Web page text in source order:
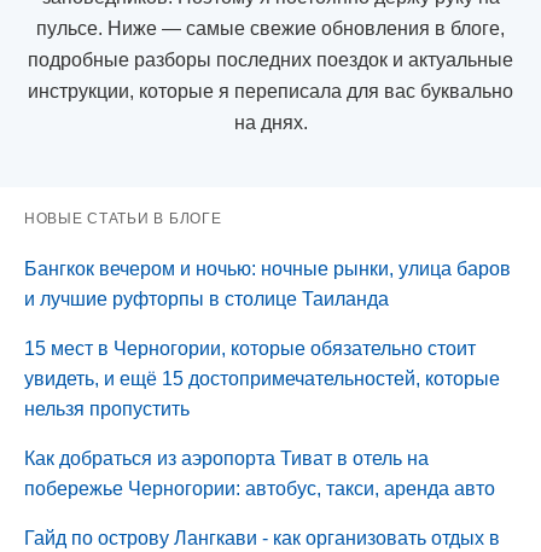
пульсе. Ниже — самые свежие обновления в блоге,
подробные разборы последних поездок и актуальные
инструкции, которые я переписала для вас буквально
на днях.
НОВЫЕ СТАТЬИ В БЛОГЕ
Бангкок вечером и ночью: ночные рынки, улица баров
и лучшие руфторпы в столице Таиланда
15 мест в Черногории, которые обязательно стоит
увидеть, и ещё 15 достопримечательностей, которые
нельзя пропустить
Как добраться из аэропорта Тиват в отель на
побережье Черногории: автобус, такси, аренда авто
Гайд по острову Лангкави - как организовать отдых в